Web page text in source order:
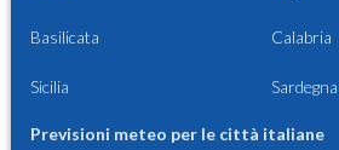
Basilicata Calabria
Sicilia Sardegna
Previsioni meteo per le città italiane